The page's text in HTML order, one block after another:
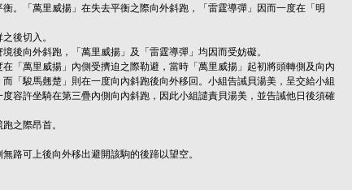
。「萬里威揚」在失去平衡之際向外斜跑，「雷霆導彈」因而一度在「明
後切入。
後向外斜跑，「萬里威揚」及「雷霆導彈」均因而受妨礙。
「萬里威揚」內側受擠迫之際勒避，當時「萬里威揚」起初將頭轉側及向內
「駿馬翹楚」則在一度向內斜跑後向外移回。小組告誡貝湯美，呈交給小組
容許坐騎在第三疊內側向內斜跑，因此小組譴責貝湯美，並告誡他日後須確
之際昂首。
路可上後向外移出避開該駒的後蹄以望空。